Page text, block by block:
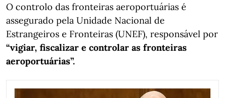
O controlo das fronteiras aeroportuárias é
assegurado pela Unidade Nacional de
Estrangeiros e Fronteiras (UNEF), responsável por
“vigiar, fiscalizar e controlar as fronteiras
aeroportuárias”.